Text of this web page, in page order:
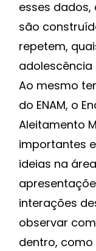
esses
são
repetem,
Ao mesmo
do ENAM, o
Aleitamento
importantes
ideias na
interações
observar
dentro, como